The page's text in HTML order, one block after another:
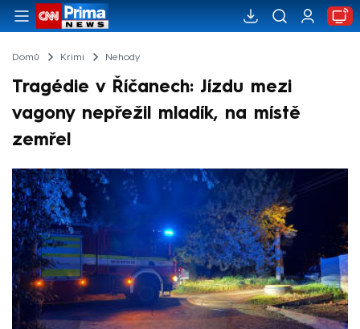
Domů Krimi Nehody
Tragédie v Říčanech: Jízdu mezi
vagony nepřežil mladík, na místě
zemřel